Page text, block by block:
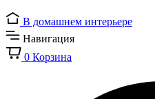
В домашнем интерьере
Навигация
0 Корзина